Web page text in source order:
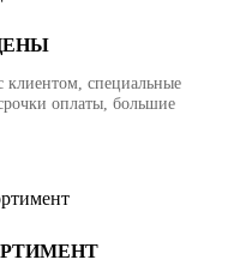
клиентом, специальные
оплаты, большие